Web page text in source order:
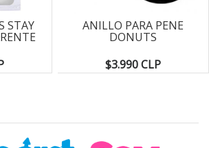
STAY ANILLO PARA PENE
DONUTS
$3.990 CLP